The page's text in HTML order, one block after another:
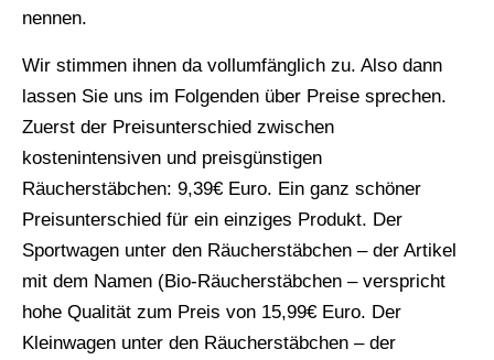
nennen.
Wir stimmen ihnen da vollumfänglich zu. Also dann
lassen Sie uns im Folgenden über Preise sprechen.
Zuerst der Preisunterschied zwischen
kostenintensiven und preisgünstigen
Räucherstäbchen: 9,39€ Euro. Ein ganz schöner
Preisunterschied für ein einziges Produkt. Der
Sportwagen unter den Räucherstäbchen – der Artikel
mit dem Namen (Bio-Räucherstäbchen – verspricht
hohe Qualität zum Preis von 15,99€ Euro. Der
Kleinwagen unter den Räucherstäbchen – der